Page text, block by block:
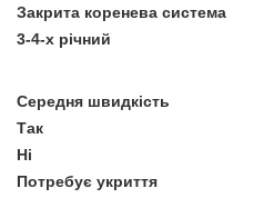
Закрита коренева система
3-4-х річний
Середня швидкість
Так
Ні
Потребує укриття